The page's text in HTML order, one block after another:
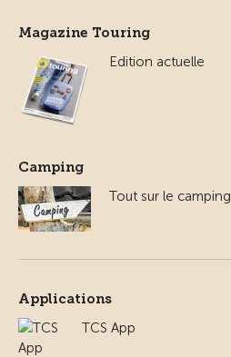
Magazine Touring
Edition actuelle
Camping
Tout sur le camping
Applications
TCS App